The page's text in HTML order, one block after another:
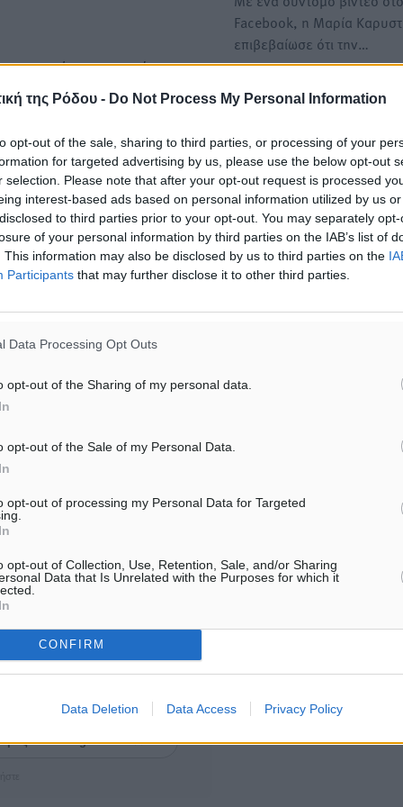
της Ρόδου - Do Not Process My Personal Information
opt-out of the sale, sharing to third parties, or processing of your
for targeted advertising by us, please use the below opt-out
selection. Please note that after your opt-out request is processed
interest-based ads based on personal information utilized by us
to third parties prior to your opt-out. You may separately
of your personal information by third parties on the IAB’s list of
This information may also be disclosed by us to third parties on the
Participants that may further disclose it to other third parties.
Data Processing Opt Outs
opt-out of the Sharing of my personal data.
opt-out of the Sale of my Personal Data.
opt-out of processing my Personal Data for Targeted
opt-out of Collection, Use, Retention, Sale, and/or Sharing
Data that Is Unrelated with the Purposes for which it
CONFIRM
Data Deletion Data Access Privacy Policy
κήπους, πισίνες και
που ζουν σε
πόσιμο νερό και
κάτω των οκτώ ετών να
πολύ διαφορετικές
είχε γράψει ο
22%, και η χώρα ζει
βρίσκεται το
― συνεδριακών χώρων,
κέντρο, υπόγειο
λεωφορείου ― εντός του
Τράπεζας και του
να λύσουν τα παγκόσμια
φτώχεια.
αναζήτησης
μας στο Google News ★ ↗
Facebook, η Μαρία
επιβεβαίωσε ότι την…
Αντιδράσεις από τον
βίντεο του ΕΟΠΑΕ και τον
εξαρτημένο άνδρα από
Από το Σύλλογο
ΚΕΘΕΑ ανακοινώθηκαν τα
ακόλουθα: Το πρόσφατο
διαφημιστικό…